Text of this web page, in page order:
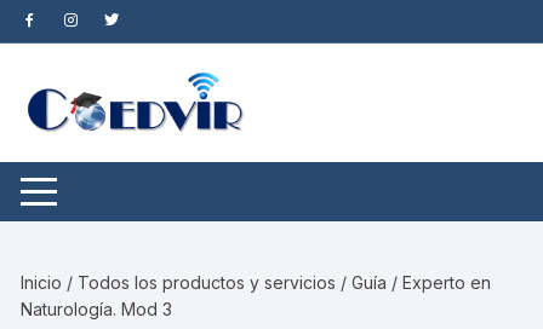
Saltar
al
Inicio / Todos los productos y servicios / Guía / Experto en
Naturología. Mod 3